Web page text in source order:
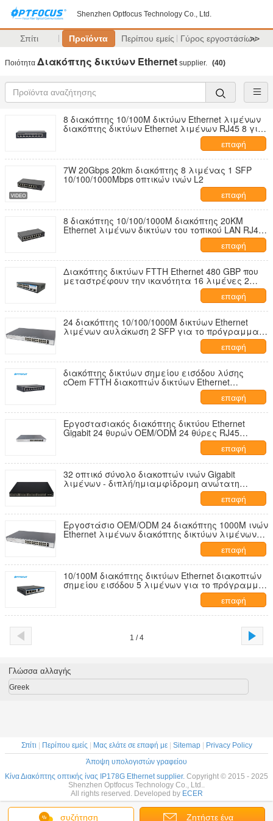
Shenzhen Optfocus Technology Co., Ltd.
Σπίτι Προϊόντα Περίπου εμείς Γύρος εργοστασίων
>>
Ποιότητα Διακόπτης δικτύων Ethernet supplier. (40)
8 διακόπτης 10/100M δικτύων Ethernet λιμένων
διακόπτης δικτύων Ethernet λιμένων RJ45 8 για
επαφή
7W 20Gbps 20km διακόπτης 8 λιμένας 1 SFP
10/100/1000Mbps οπτικών ινών L2
επαφή
8 διακόπτης 10/100/1000M διακόπτης 20KM
Ethernet λιμένων δικτύων του τοπικού LAN RJ45
επαφή
Διακόπτης δικτύων FTTH Ethernet 480 GBP που
μεταστρέφουν την ικανότητα 16 λιμένες 2
διακόπτης σημείου εισόδου αυλακώσεων
επαφή
24 διακόπτης 10/100/1000M δικτύων Ethernet
λιμένων αυλάκωση 2 SFP για το πρόγραμμα
επαφή
διακόπτης δικτύων σημείου εισόδου λύσης
cOem FTTH διακοπτών δικτύων Ethernet
επαφή
Εργοστασιακός διακόπτης δικτύου Ethernet
Gigabit 24 θυρών OEM/ODM 24 θύρες RJ45
10/100/1000M, 2 θύρες SFP 1000M
επαφή
32 οπτικό σύνολο διακοπτών ινών Gigabit
λιμένων - διπλή/ημιαμφίδρομη ανώτατη
επαφή
Εργοστάσιο OEM/ODM 24 διακόπτης 1000M ινών
Ethernet λιμένων διακόπτης δικτύων λιμένων
24 RJ45 για το δίκτυο επιχείρησης
επαφή
10/100M διακόπτης δικτύων Ethernet διακοπτών
σημείου εισόδου 5 λιμένων για το πρόγραμμα
επαφή
1 / 4
συζήτηση Ζητήστε ένα
Γλώσσα αλλαγής
Greek
Σπίτι Περίπου εμείς Μας ελάτε σε επαφή με| Sitemap|
Privacy Policy
Άποψη υπολογιστών γραφείου
Κίνα Διακόπτης οπτικής ίνας IP178G Ethernet supplier. Copyright © 2015 - 2025
Shenzhen Optfocus Technology Co., Ltd..
All rights reserved. Developed by ECER